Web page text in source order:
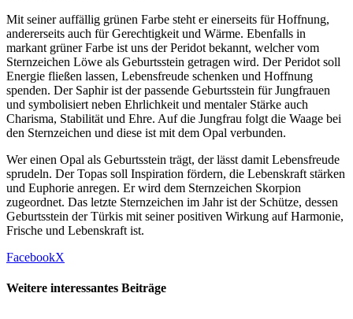
Mit seiner auffällig grünen Farbe steht er einerseits für Hoffnung,
andererseits auch für Gerechtigkeit und Wärme. Ebenfalls in
markant grüner Farbe ist uns der Peridot bekannt, welcher vom
Sternzeichen Löwe als Geburtsstein getragen wird. Der Peridot soll
Energie fließen lassen, Lebensfreude schenken und Hoffnung
spenden. Der Saphir ist der passende Geburtsstein für Jungfrauen
und symbolisiert neben Ehrlichkeit und mentaler Stärke auch
Charisma, Stabilität und Ehre. Auf die Jungfrau folgt die Waage bei
den Sternzeichen und diese ist mit dem Opal verbunden.
Wer einen Opal als Geburtsstein trägt, der lässt damit Lebensfreude
sprudeln. Der Topas soll Inspiration fördern, die Lebenskraft stärken
und Euphorie anregen. Er wird dem Sternzeichen Skorpion
zugeordnet. Das letzte Sternzeichen im Jahr ist der Schütze, dessen
Geburtsstein der Türkis mit seiner positiven Wirkung auf Harmonie,
Frische und Lebenskraft ist.
FacebookX
Weitere interessantes Beiträge